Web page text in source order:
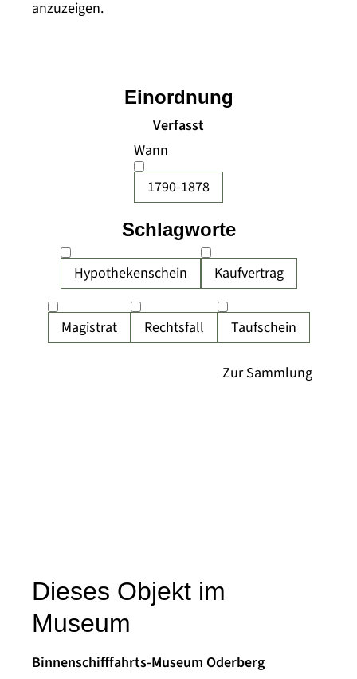
anzuzeigen.
Verfasst
Wann
1790-1878
Hypothekenschein Kaufvertrag
Magistrat Rechtsfall Taufschein
Einordnung
Schlagworte
Dieses Objekt im
Museum
Binnenschifffahrts-Museum Oderberg